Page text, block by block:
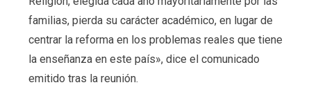
familias, pierda su carácter académico, en lugar de
centrar la reforma en los problemas reales que tiene
la enseñanza en este país», dice el comunicado
emitido tras la reunión.